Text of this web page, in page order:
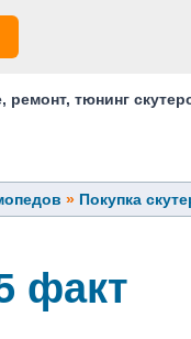
ремонт, тюнинг
» Покупка
факт